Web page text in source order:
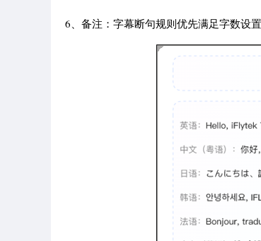
6、备注：字幕断句规则优先满足字数设